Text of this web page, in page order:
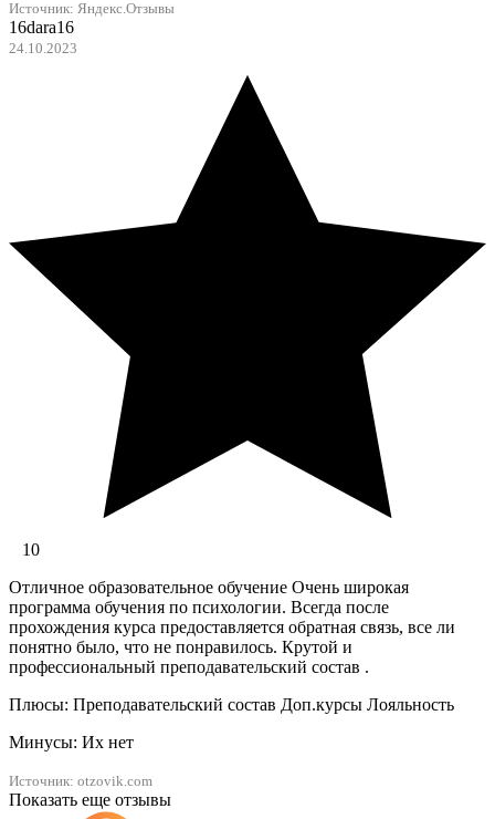
Источник: Яндекс.Отзывы
16dara16
24.10.2023
10
Отличное образовательное обучение Очень широкая
программа обучения по психологии. Всегда после
прохождения курса предоставляется обратная связь, все ли
понятно было, что не понравилось. Крутой и
профессиональный преподавательский состав .
Плюсы: Преподавательский состав Доп.курсы Лояльность
Минусы: Их нет
Источник: otzovik.com
Показать еще отзывы